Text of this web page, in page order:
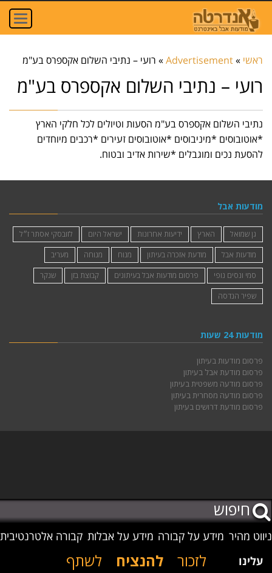
ראשי »
Advertisement
» רועי – נתיבי השלום אקספרס בע"מ
רועי – נתיבי השלום אקספרס בע"מ
נתיבי השלום אקספרס בע"מ הסעות וטיולים לכל חלקי הארץ
*אוטובוסים *מיניבוסים *אוטובוסים זעירים *רכבים מיוחדים
להסעת נכים ומוגבלים *שירות אדיב ובטוח.
מודעות אבל
גן שמואל הארץ ידיעות אחרונות ישראל היום
לזובסקי אסתר ז״ל
מודעות אבל
מודעת אזכרה בעיתון מנוח מנוחה
מעריב
סמי ונסים נופי
פרסום מודעות אבל בעיתונים קבוצת בזן
שנקר
שפיר הנדסה
מודעות 24 שעות
פרסום מודעות בעיתון
פרסום מודעת אבל בעיתון
פרסום מודעה משפטית בעיתון
פרסום מודעה מסחרית בעיתון
פרסום מודעת דרושים בעיתון
ניווט מהיר מידע על קבורה מידע על אבלות קבורה אלטרנטיבית
לזכור להנציח לשתף עלינו